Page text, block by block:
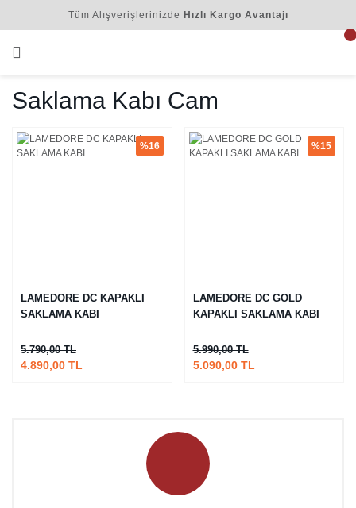
Tüm Alışverişlerinizde Hızlı Kargo Avantajı
Saklama Kabı Cam
%16
LAMEDORE DC KAPAKLI
SAKLAMA KABI
5.790,00 TL
4.890,00 TL
%15
LAMEDORE DC GOLD
KAPAKLI SAKLAMA KABI
5.990,00 TL
5.090,00 TL